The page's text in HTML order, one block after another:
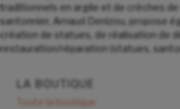
traditionnels en argile et de crèches
santonnier, Arnaud Denizou, propose
création de statues, de réalisation de
restauration/réparation (statues,
LA BOUTIQUE
Toute la boutique